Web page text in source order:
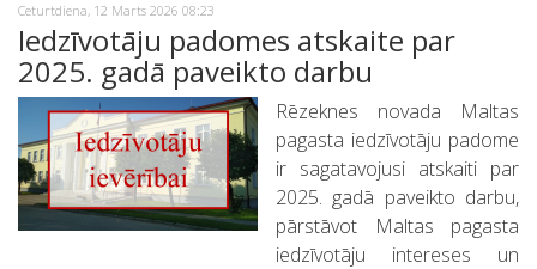
Ceturtdiena, 12 Marts 2026 08:23
Iedzīvotāju padomes atskaite par
2025. gadā paveikto darbu
Rēzeknes novada Maltas
pagasta iedzīvotāju padome
ir sagatavojusi atskaiti par
2025. gadā paveikto darbu,
pārstāvot Maltas pagasta
iedzīvotāju intereses un